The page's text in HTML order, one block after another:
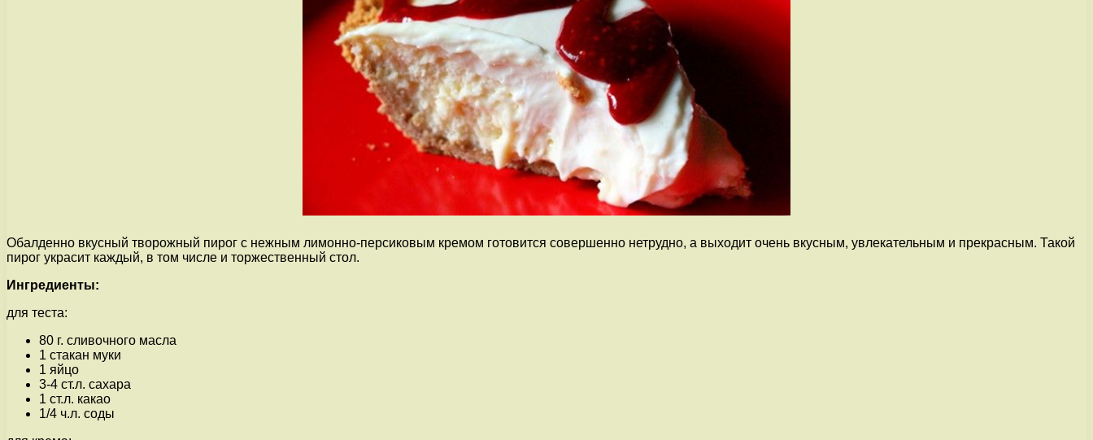
Обалденно вкусный творожный пирог с нежным лимонно-персиковым кремом готовится совершенно нетрудно, а выходит очень вкусным, увлекательным и прекрасным. Такой
пирог украсит каждый, в том числе и торжественный стол.
Ингредиенты:
для теста:
80 г. сливочного масла
1 стакан муки
1 яйцо
3-4 ст.л. сахара
1 ст.л. какао
1/4 ч.л. соды